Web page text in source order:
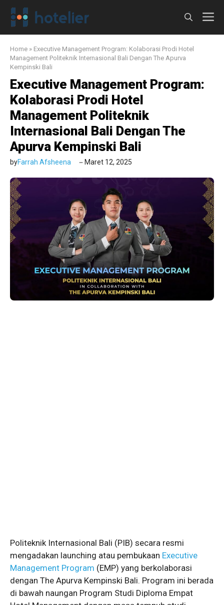
Langsung
Home » Executive Management Program: Kolaborasi Prodi Hotel
Management Politeknik Internasional Bali Dengan The Apurva
Kempinski Bali
Executive Management Program:
Kolaborasi Prodi Hotel
Management Politeknik
Internasional Bali Dengan The
Apurva Kempinski Bali
byFarrah Afsheena Maret 12, 2025
Politeknik Internasional Bali (PIB) secara resmi
mengadakan launching atau pembukaan Executive
Management Program (EMP) yang berkolaborasi
dengan The Apurva Kempinski Bali. Program ini berada
di bawah naungan Program Studi Diploma Empat